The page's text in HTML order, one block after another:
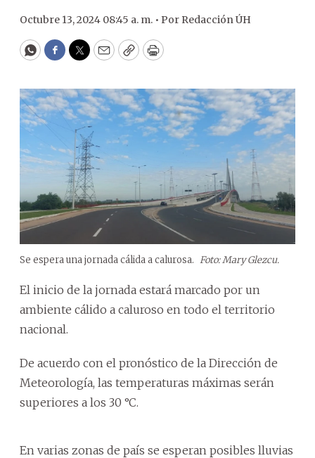
Octubre 13, 2024 08:45 a. m. • Por Redacción ÚH
WhatsApp
Facebook
Twitter
EmailCopyPrint
Se espera una jornada cálida a calurosa. Foto: Mary Glezcu.
El inicio de la jornada estará marcado por un
ambiente cálido a caluroso en todo el territorio
nacional.
De acuerdo con el pronóstico de la Dirección de
Meteorología, las temperaturas máximas serán
superiores a los 30 °C.
En varias zonas de país se esperan posibles lluvias